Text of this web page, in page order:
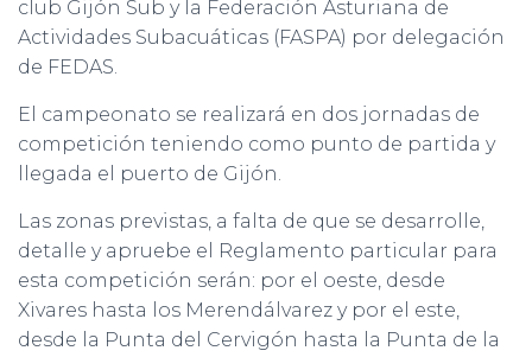
club Gijón Sub y la Federación Asturiana de
Actividades Subacuáticas (FASPA) por delegación
de FEDAS.
El campeonato se realizará en dos jornadas de
competición teniendo como punto de partida y
llegada el puerto de Gijón.
Las zonas previstas, a falta de que se desarrolle,
detalle y apruebe el Reglamento particular para
esta competición serán: por el oeste, desde
Xivares hasta los Merendálvarez y por el este,
desde la Punta del Cervigón hasta la Punta de la